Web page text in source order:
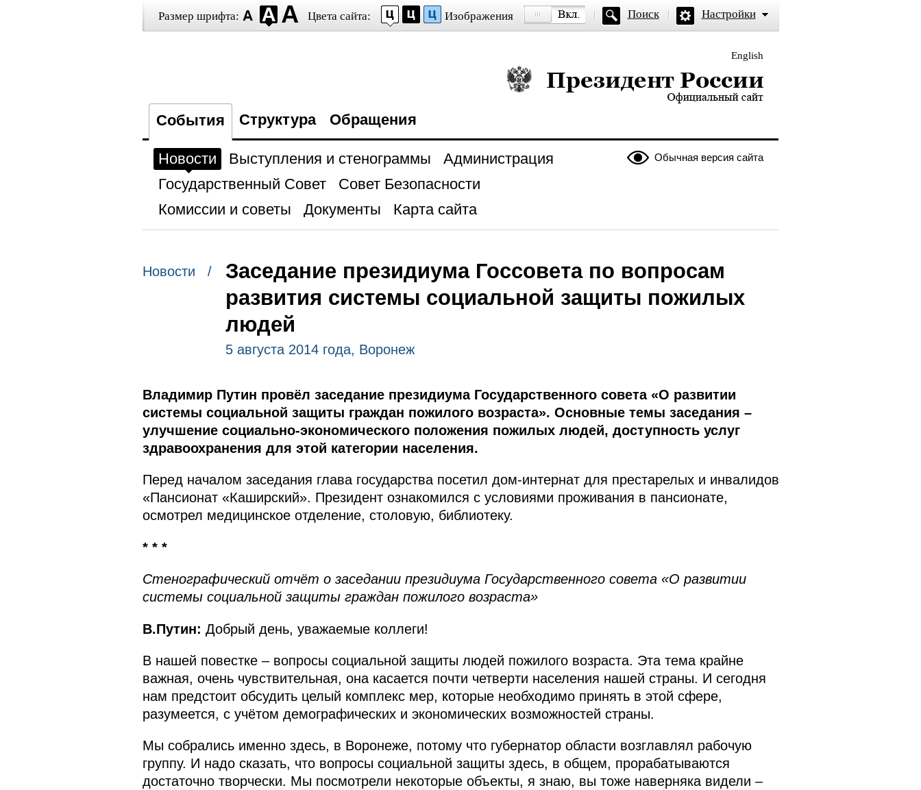
Размер шрифта: Цвета сайта: Изображения Поиск Настройки
English
Президент России — официальный сайт
События Структура Обращения
Обычная версия сайта
Новости Выступления и стенограммы
Администрация
Государственный Совет
Совет Безопасности
Комиссии и советы
Документы Карта сайта
Новости /
Заседание президиума Госсовета по вопросам
развития системы социальной защиты пожилых
людей
5 августа 2014 года, Воронеж
Владимир Путин провёл заседание президиума Государственного совета «О развитии
системы социальной защиты граждан пожилого возраста». Основные темы заседания –
улучшение социально-экономического положения пожилых людей, доступность услуг
здравоохранения для этой категории населения.
Перед началом заседания глава государства посетил дом-интернат для престарелых и инвалидов
«Пансионат «Каширский». Президент ознакомился с условиями проживания в пансионате,
осмотрел медицинское отделение, столовую, библиотеку.
* * *
Стенографический отчёт о заседании президиума Государственного совета «О развитии
системы социальной защиты граждан пожилого возраста»
В.Путин: Добрый день, уважаемые коллеги!
В нашей повестке – вопросы социальной защиты людей пожилого возраста. Эта тема крайне
важная, очень чувствительная, она касается почти четверти населения нашей страны. И сегодня
нам предстоит обсудить целый комплекс мер, которые необходимо принять в этой сфере,
разумеется, с учётом демографических и экономических возможностей страны.
Мы собрались именно здесь, в Воронеже, потому что губернатор области возглавлял рабочую
группу. И надо сказать, что вопросы социальной защиты здесь, в общем, прорабатываются
достаточно творчески. Мы посмотрели некоторые объекты, я знаю, вы тоже наверняка видели –